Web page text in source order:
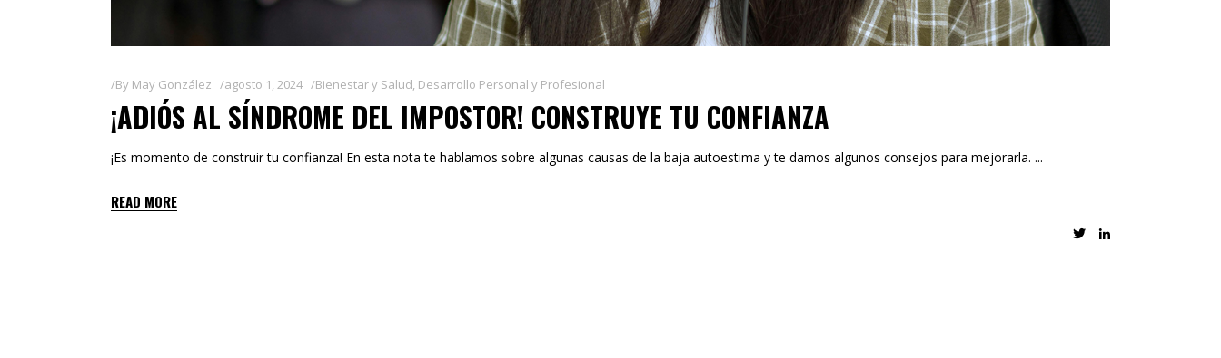
By May González agosto 1, 2024 Bienestar y Salud, Desarrollo Personal y Profesional
¡ADIÓS AL SÍNDROME DEL IMPOSTOR! CONSTRUYE TU CONFIANZA
¡Es momento de construir tu confianza! En esta nota te hablamos sobre algunas causas de la baja autoestima y te damos algunos consejos para mejorarla.
READ MORE